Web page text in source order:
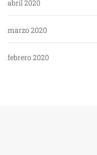
abril 2020
marzo 2020
febrero 2020